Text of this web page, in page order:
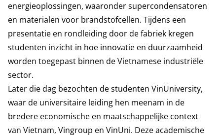
energieoplossingen, waaronder supercondensatoren
en materialen voor brandstofcellen. Tijdens een
presentatie en rondleiding door de fabriek kregen
studenten inzicht in hoe innovatie en duurzaamheid
worden toegepast binnen de Vietnamese industriële
sector.
Later die dag bezochten de studenten VinUniversity,
waar de universitaire leiding hen meenam in de
bredere economische en maatschappelijke context
van Vietnam, Vingroup en VinUni. Deze academische